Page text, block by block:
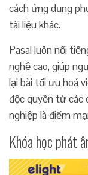
cách ứng dụng
tài liệu khác.
Pasal luôn nổi
nghệ cao, giúp
lại bài tối ưu hoá
độc quyền từ các
nghiệp là điểm
Khóa học phát